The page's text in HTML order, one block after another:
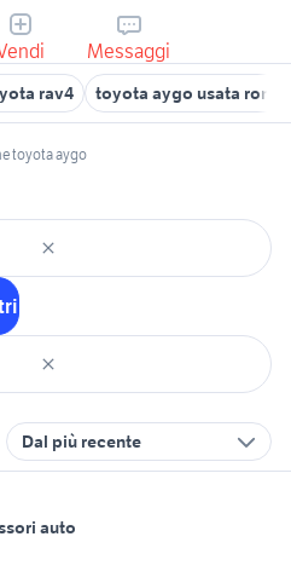
Messaggi
rav4 toyota aygo usata roma
toyota aygo
Dal più recente
auto